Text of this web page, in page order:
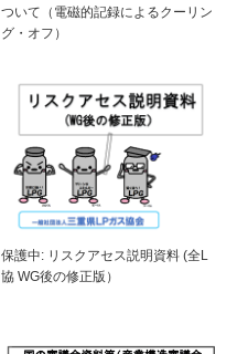
ついて（電磁的記録によるクーリン
グ・オフ）
保護中: リスクアセス説明資料 (全L
協 WG後の修正版）